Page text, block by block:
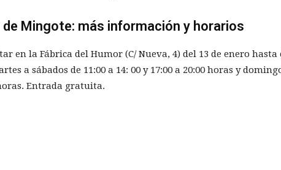
Mingote: más información y horarios
en la Fábrica del Humor (C/ Nueva, 4) del 13 de enero hasta
a sábados de 11:00 a 14: 00 y 17:00 a 20:00 horas y
Entrada gratuita.